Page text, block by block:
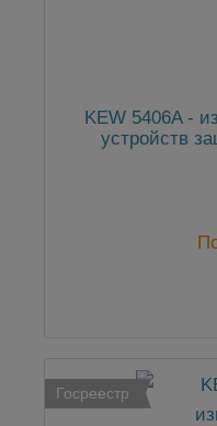
KEW 5406A -
устройств
Госреестр